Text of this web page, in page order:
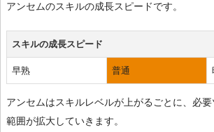
アンセムのスキルの成長スピードです。
スキルの成長スピード
早熟 普通
アンセムはスキルレベルが上がるごとに、必
範囲が拡大していきます。